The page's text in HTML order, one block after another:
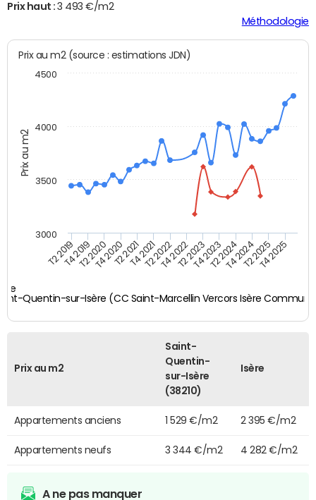
Prix haut :3 493 €/m2
Méthodologie
Prix au m2
Prix au m2 (source : estimations JDN)
Quentin-sur-Isère (CC Saint-Marcellin Vercors Isère
T2 2019T4 2019T2 2020T4 2020T2 2021T4 2021T2 2022T4 2022T2 2023T4 2023T2 2024T4 2024T2 2025T4 2025
3000
3500
4000
4500
Prix au m2
Saint-
Quentin-
sur-Isère
(38210)
Isère
Appartements anciens 1 529 €/m2 2 395 €/m2
Appartements neufs 3 344 €/m2 4 282 €/m2
A ne pas manquer